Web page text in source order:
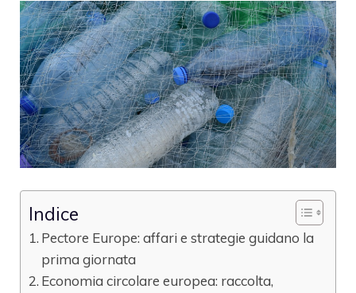
Indice
Pectore Europe: affari e strategie guidano la
prima giornata
Economia circolare europea: raccolta,